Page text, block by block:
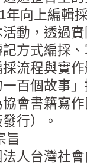
年向上編輯
動，透過
記方式編採
流程與實
一百個故事
會書籍寫
行）。
旨
法人台灣社